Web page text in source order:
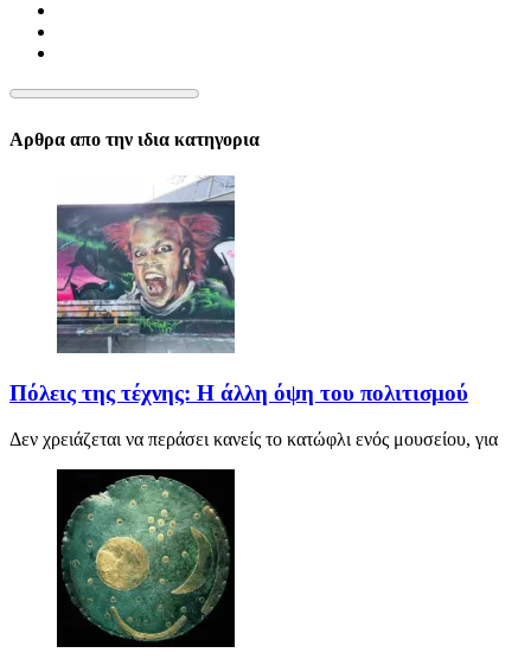
Αρθρα απο την ιδια κατηγορια
Πόλεις της τέχνης: Η άλλη όψη του πολιτισμού
Δεν χρειάζεται να περάσει κανείς το κατώφλι ενός μουσείου, για